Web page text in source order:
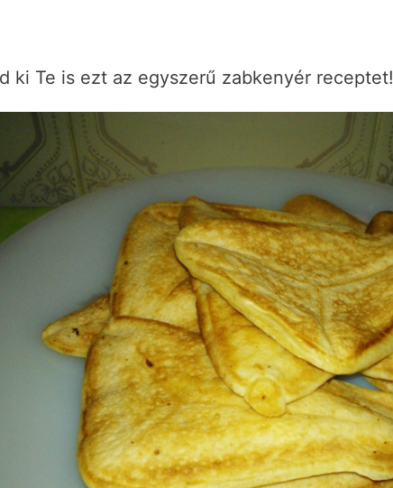
ki Te is ezt az egyszerű zabkenyér receptet!